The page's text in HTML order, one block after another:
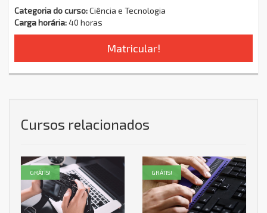
Categoria do curso:Ciência e Tecnologia
Carga horária:40 horas
Matricular!
Cursos relacionados
GRÁTIS! GRÁTIS!